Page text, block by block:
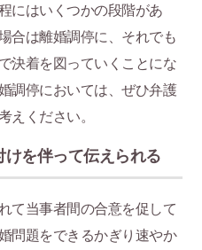
にはいくつかの段階があ
合は離婚調停に、それでも
決着を図っていくことにな
調停においては、ぜひ弁護
えください。
を伴って伝えられる
て当事者間の合意を促して
問題をできるかぎり速やか